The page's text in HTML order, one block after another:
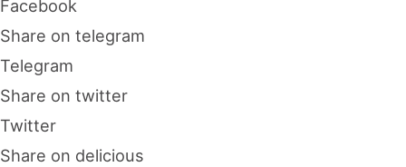
Facebook
Share on telegram
Telegram
Share on twitter
Twitter
Share on delicious